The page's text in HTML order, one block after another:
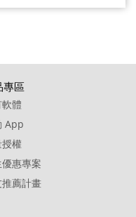
專區
體
App
權
惠專案
薦計畫